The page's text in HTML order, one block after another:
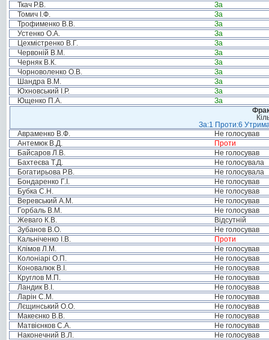
Ткач Р.В.
За
Томич І.Ф.
За
Трофименко В.В.
За
Устенко О.А.
За
Цехмістренко В.Г.
За
Червоній В.М.
За
Черняк В.К.
За
Чорноволенко О.В.
За
Шандра В.М.
За
Юхновський І.Р.
За
Ющенко П.А.
За
За:1 Проти:6
Авраменко В.Ф.
Не голосував
Антемюк В.Д.
Проти
Байсаров Л.В.
Не голосував
Бахтеєва Т.Д.
Не голосувала
Богатирьова Р.В.
Не голосувала
Бондаренко Г.І.
Не голосував
Бубка С.Н.
Не голосував
Веревський А.М.
Не голосував
Горбаль В.М.
Не голосував
Жеваго К.В.
Відсутній
Зубанов В.О.
Не голосував
Кальніченко І.В.
Проти
Клімов Л.М.
Не голосував
Колоніарі О.П.
Не голосував
Коновалюк В.І.
Не голосував
Круглов М.П.
Не голосував
Ландик В.І.
Не голосував
Ларін С.М.
Не голосував
Лєщинський О.О.
Не голосував
Макеєнко В.В.
Не голосував
Матвієнков С.А.
Не голосував
Наконечний В.Л.
Не голосував